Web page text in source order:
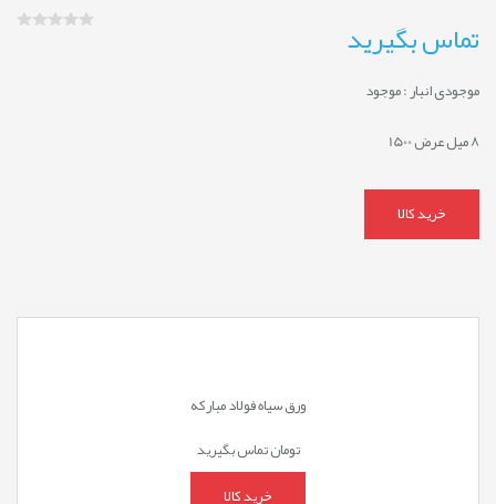
تماس بگیرید
موجودی انبار :موجود
8 میل عرض 1500
خرید کالا
ورق سیاه فولاد مبارکه
تومانتماس بگیرید
خرید کالا